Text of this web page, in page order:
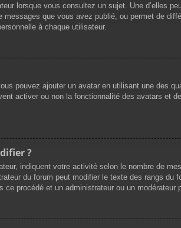
lorsque vous consultez un sujet. Une d’elles
que vous avez publié, ou permet de
à chaque utilisateur.
pouvez ajouter un avatar en utilisant une des
activer ou non la fonctionnalité des avatars et
?
indiquent votre activité selon le nombre de
du forum peut modifier le texte des rangs
procédé et un administrateur ou un